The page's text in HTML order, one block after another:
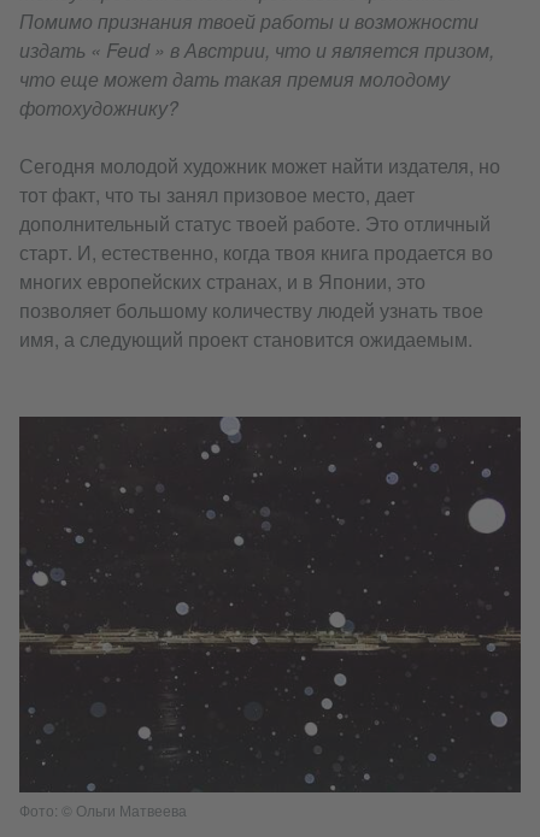
Помимо признания твоей работы и возможности
издать « Feud » в Австрии, что и является призом,
что еще может дать такая премия молодому
фотохудожнику?
Сегодня молодой художник может найти издателя, но
тот факт, что ты занял призовое место, дает
дополнительный статус твоей работе. Это отличный
старт. И, естественно, когда твоя книга продается во
многих европейских странах, и в Японии, это
позволяет большому количеству людей узнать твое
имя, а следующий проект становится ожидаемым.
Фото: © Ольги Матвеева